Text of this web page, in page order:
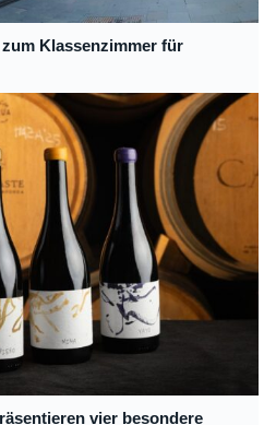
Klassenzimmer für
vier besondere